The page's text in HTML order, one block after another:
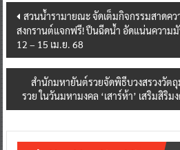
Post
navigation
สวนน้ำรามายณะ จัดเต็มกิจกรรมสาดค
สงกรานต์แจกฟรี! ปืนฉีดน้ำ อัดแน่นความ
12 – 15 เม.ย. 68
สำนักมหายันต์รวยจัดพิธีบวงสรวงวัต
รวย ในวันมหามงคล ‘เสาร์ห้า’ เสริมสิริม